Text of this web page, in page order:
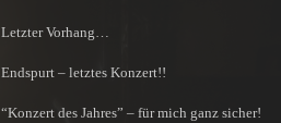
Letzter Vorhang…
Endspurt – letztes Konzert!!
“Konzert des Jahres” – für mich ganz sicher!